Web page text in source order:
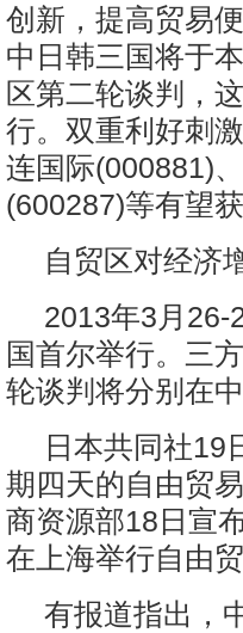
创新，提高贸易
中日韩三国将于
区第二轮谈判，
行。双重利好刺
连国际(000881)
(600287)等有望获
自贸区对经济
2013年3月26-
国首尔举行。三
轮谈判将分别在
日本共同社19
期四天的自由贸
商资源部18日宣
在上海举行自由
有报道指出，